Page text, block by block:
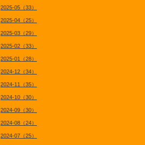
2025-05（33）
2025-04（25）
2025-03（29）
2025-02（33）
2025-01（28）
2024-12（34）
2024-11（35）
2024-10（30）
2024-09（30）
2024-08（24）
2024-07（25）